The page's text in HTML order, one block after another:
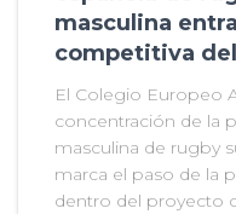
masculina
competitiva
El Colegio Europeo
concentración de la
masculina de rugby
marca el paso de la
dentro del proyecto